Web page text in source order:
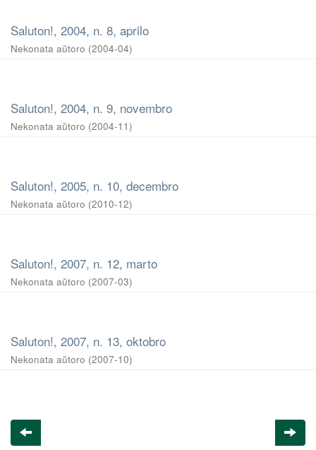
Saluton!, 2004, n. 8, aprilo
Nekonata aŭtoro (2004-04)
Saluton!, 2004, n. 9, novembro
Nekonata aŭtoro (2004-11)
Saluton!, 2005, n. 10, decembro
Nekonata aŭtoro (2010-12)
Saluton!, 2007, n. 12, marto
Nekonata aŭtoro (2007-03)
Saluton!, 2007, n. 13, oktobro
Nekonata aŭtoro (2007-10)